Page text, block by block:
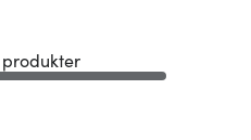
produkter